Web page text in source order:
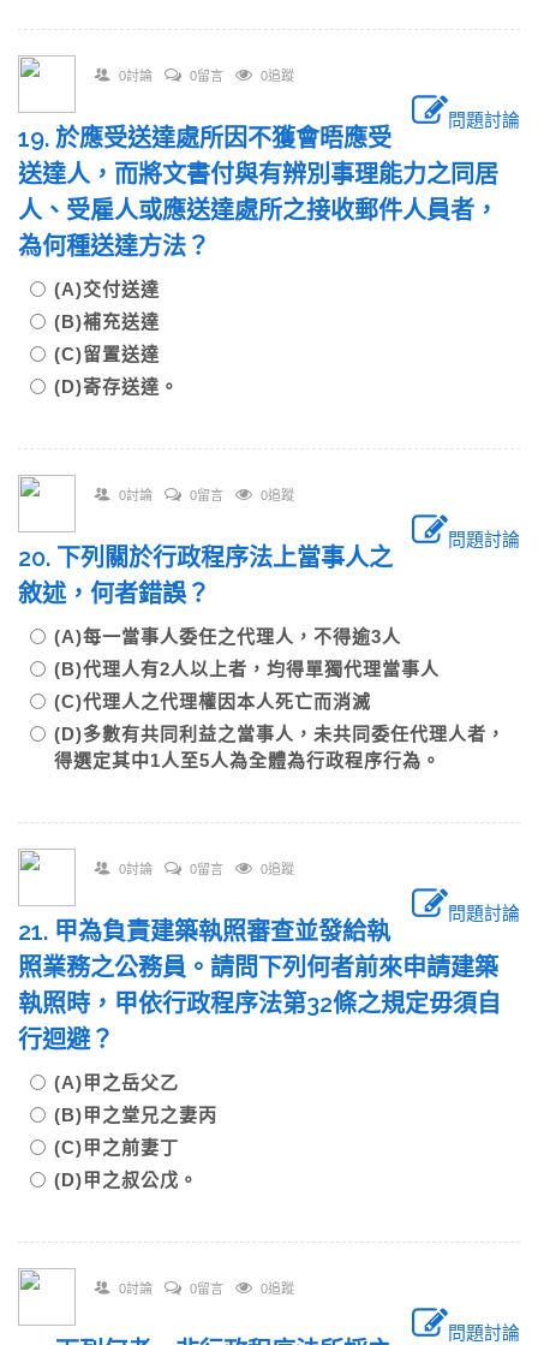
0討論 0留言 0追蹤
問題討論
19. 於應受送達處所因不獲會晤應受
送達人，而將文書付與有辨別事理能力之同居
人、受雇人或應送達處所之接收郵件人員者，
為何種送達方法？
(A)交付送達
(B)補充送達
(C)留置送達
(D)寄存送達。
0討論 0留言 0追蹤
問題討論
20. 下列關於行政程序法上當事人之
敘述，何者錯誤？
(A)每一當事人委任之代理人，不得逾3人
(B)代理人有2人以上者，均得單獨代理當事人
(C)代理人之代理權因本人死亡而消滅
(D)多數有共同利益之當事人，未共同委任代理人者，
得選定其中1人至5人為全體為行政程序行為。
0討論 0留言 0追蹤
問題討論
21. 甲為負責建築執照審查並發給執
照業務之公務員。請問下列何者前來申請建築
執照時，甲依行政程序法第32條之規定毋須自
行迴避？
(A)甲之岳父乙
(B)甲之堂兄之妻丙
(C)甲之前妻丁
(D)甲之叔公戊。
0討論 0留言 0追蹤
問題討論